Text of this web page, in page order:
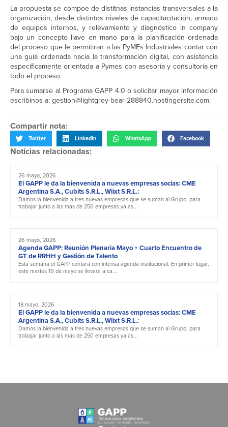
La propuesta se compoe de distitnas instancias transversales a la
organización, desde distintos niveles de capacitacitación, armado
de equipos internos, y relevamiento y diagnóstico in company
bajo un concepto llave en mano para la planificación ordenada
del proceso que le permitiran a las PyMEs Industriales contar con
una guía ordenada hacia la transformación digital, con asistencia
específicamente orientada a Pymes con asesoría y consultoría en
todo el proceso.
Para sumarse al Programa GAPP 4.0 o solicitar mayor información
escribinos a: gestion@lightgrey-bear-288840.hostingersite.com.
Compartir nota:
Twitter LinkedIn WhatsApp Facebook
Noticias relacionadas:
26 mayo, 2026
El GAPP le da la bienvenida a nuevas empresas socias: CME
Argentina S.A., Cubits S.R.L., Wiixt S.R.L.:
Damos la bienvenida a tres nuevas empresas que se suman al Grupo, para
trabajar junto a las más de 250 empresas ya as...
26 mayo, 2026
Agenda GAPP: Reunión Plenaria Mayo + Cuarto Encuentro de
GT de RRHH y Gestión de Talento
Esta semana el GAPP contará con intensa agenda institucional. En primer lugar,
este martes 19 de mayo se llevará a ca...
18 mayo, 2026
El GAPP le da la bienvenida a nuevas empresas socias: CME
Argentina S.A., Cubits S.R.L., Wiixt S.R.L.:
Damos la bienvenida a tres nuevas empresas que se suman al Grupo, para
trabajar junto a las más de 250 empresas ya as...